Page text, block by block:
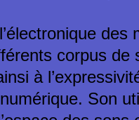
corpus de
à
Son